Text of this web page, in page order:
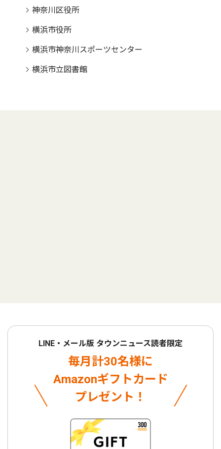
神奈川区役所
横浜市役所
横浜市神奈川スポーツセンター
横浜市立図書館
LINE・メール版 タウンニュース読者限定
毎月計30名様に
Amazonギフトカード
プレゼント！